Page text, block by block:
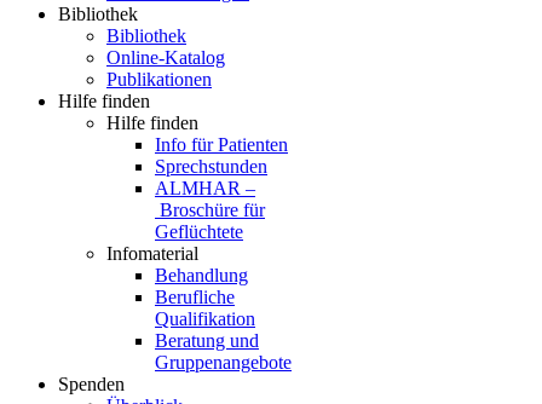
Bibliothek
Bibliothek
Online-Katalog
Publikationen
Hilfe finden
Hilfe finden
Info für Patienten
Sprechstunden
ALMHAR –
Broschüre für
Geflüchtete
Infomaterial
Behandlung
Berufliche
Qualifikation
Beratung und
Gruppenangebote
Spenden